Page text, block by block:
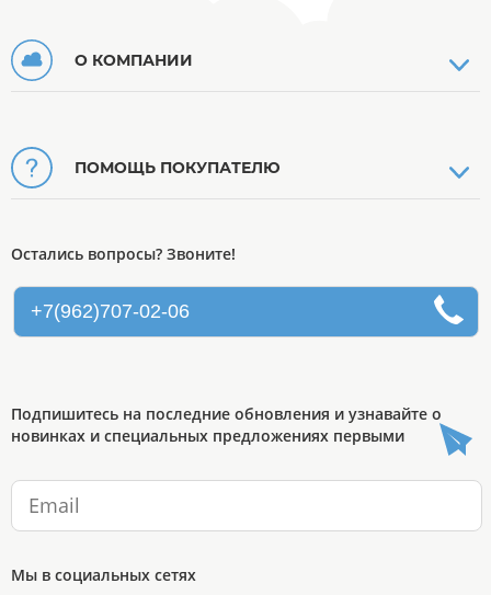
О КОМПАНИИ
ПОМОЩЬ ПОКУПАТЕЛЮ
Остались вопросы? Звоните!
+7(962)707-02-06
Подпишитесь на последние обновления и узнавайте о
новинках и специальных предложениях первыми
Мы в социальных сетях